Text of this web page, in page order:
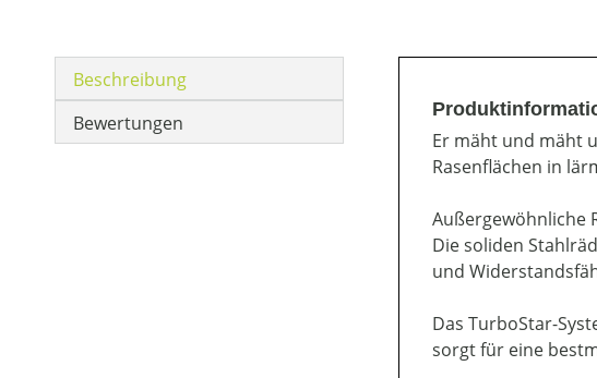
Beschreibung
Bewertungen
Er mäht und mäht
Rasenflächen in
Außergewöhnliche
Die soliden
und
Das TurboStar-
sorgt für eine